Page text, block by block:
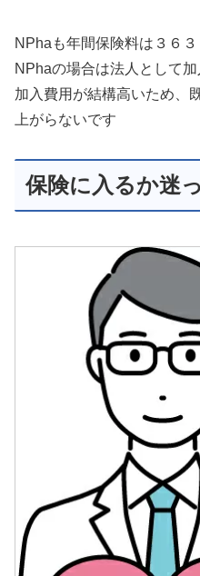
NPhaも年間保険料は３６
NPhaの場合は法人として
加入費用が結構高いため、
上がらないです
保険に入るか迷